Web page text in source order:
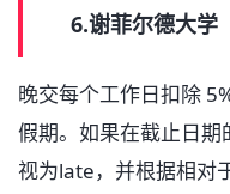
6.谢菲尔德大学
晚交每个工作日扣除
假期。如果在截止日
视为late，并根据相对